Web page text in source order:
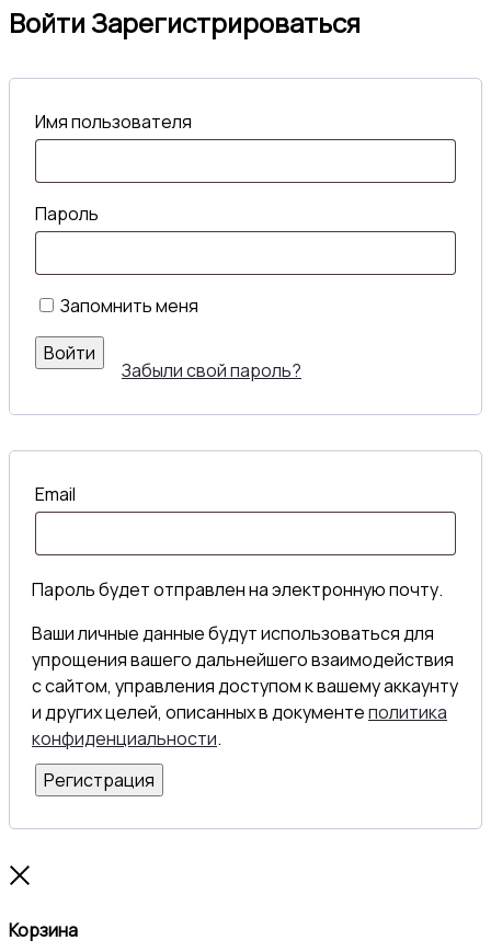
ВойтиЗарегистрироваться
Имя пользователя
Пароль
Запомнить меня
Войти
Забыли свой пароль?
Email
Пароль будет отправлен на электронную почту.
Ваши личные данные будут использоваться для
упрощения вашего дальнейшего взаимодействия
с сайтом, управления доступом к вашему аккаунту
и других целей, описанных в документеполитика
конфиденциальности.
Регистрация
Корзина